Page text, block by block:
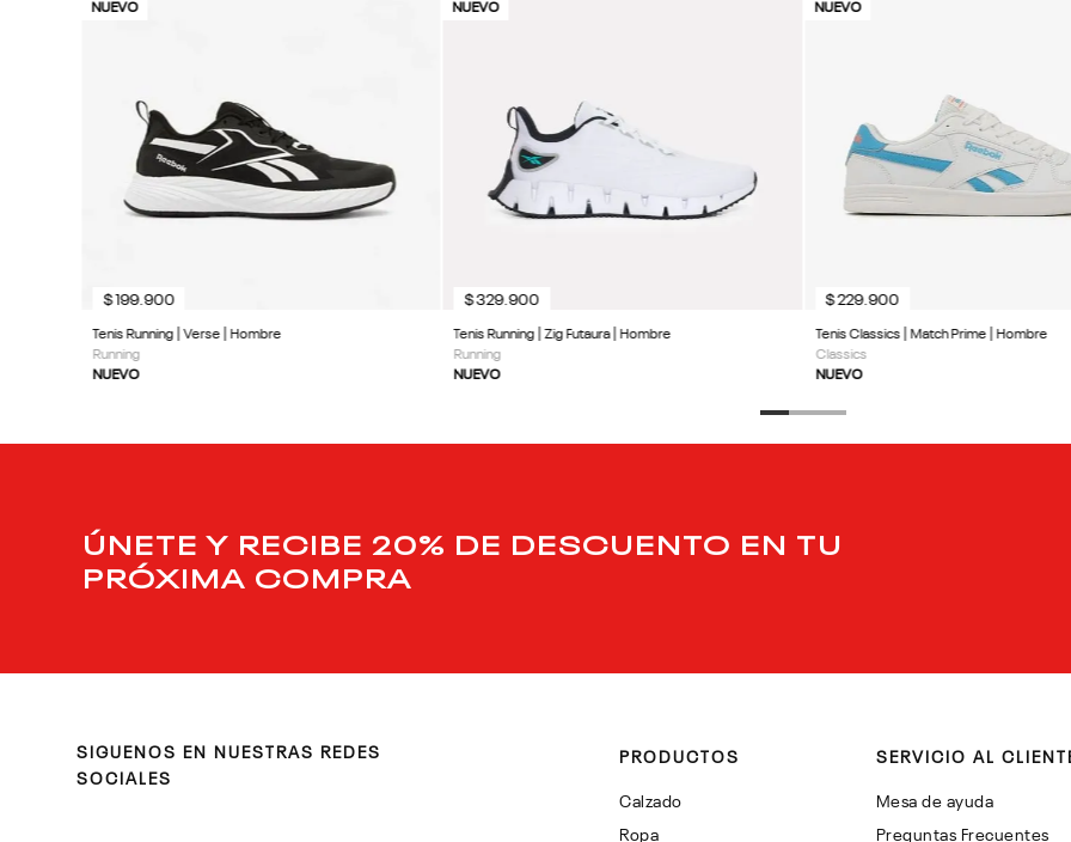
NUEVO
Tenis Running | Verse | Hombre
Running
NUEVO
$199.900
NUEVO
Tenis Running | Zig Futaura | Hombre
Running
NUEVO
$329.900
NUEVO
Tenis Classics | Match Prime | Hombre
Classics
NUEVO
$229.900
ÚNETE Y RECIBE 20% DE DESCUENTO EN TU
PRÓXIMA COMPRA
SIGUENOS EN NUESTRAS REDES
SOCIALES
PRODUCTOS
Calzado
Ropa
SERVICIO AL
Mesa de ayuda
Preguntas Frecuentes